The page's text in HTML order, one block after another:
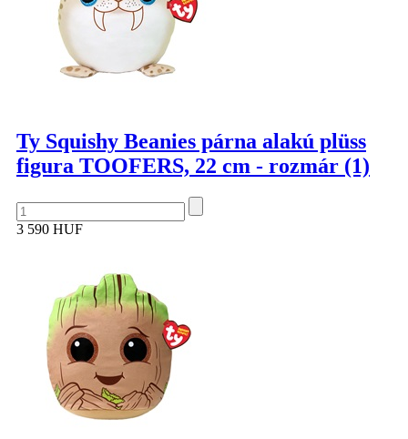
Ty Squishy Beanies párna alakú plüss
figura TOOFERS, 22 cm - rozmár (1)
3 590 HUF